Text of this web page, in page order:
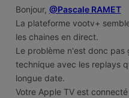
Bonjour, @Pascale RAMET
La plateforme vootv+
les chaines en direct.
Le problème n'est donc pas
technique avec les replays
longue date.
Votre Apple TV est